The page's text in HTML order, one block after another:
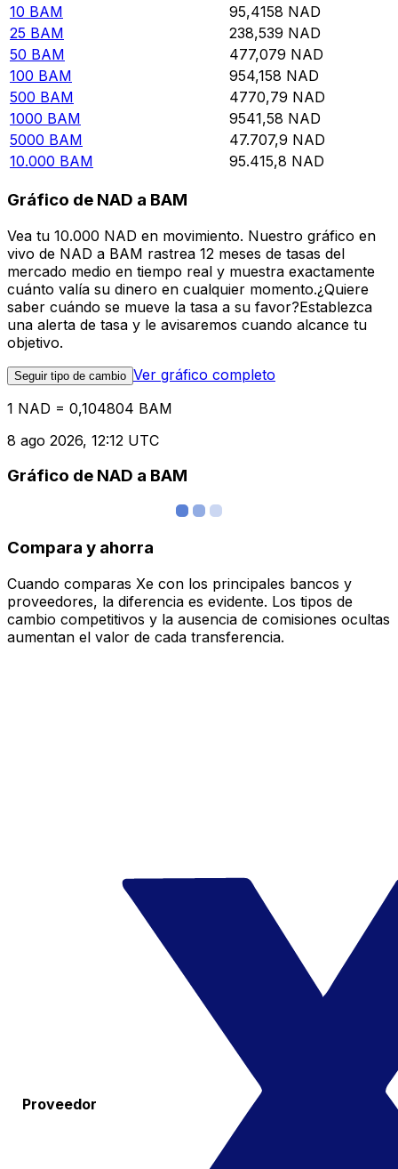
10 BAM 95,4158 NAD
25 BAM 238,539 NAD
50 BAM 477,079 NAD
100 BAM 954,158 NAD
500 BAM 4770,79 NAD
1000 BAM 9541,58 NAD
5000 BAM 47.707,9 NAD
10.000 BAM 95.415,8 NAD
Gráfico de NAD a BAM
Vea tu 10.000 NAD en movimiento. Nuestro gráfico en
vivo de NAD a BAM rastrea 12 meses de tasas del
mercado medio en tiempo real y muestra exactamente
cuánto valía su dinero en cualquier momento.¿Quiere
saber cuándo se mueve la tasa a su favor?Establezca
una alerta de tasa y le avisaremos cuando alcance tu
objetivo.
Seguir tipo de cambio Ver gráfico completo
1 NAD = 0,104804 BAM
8 ago 2026, 12:12 UTC
Gráfico de NAD a BAM
Compara y ahorra
Cuando comparas Xe con los principales bancos y
proveedores, la diferencia es evidente. Los tipos de
cambio competitivos y la ausencia de comisiones ocultas
aumentan el valor de cada transferencia.
Proveedor